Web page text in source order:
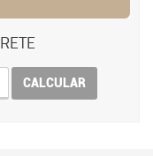
CALCULAR